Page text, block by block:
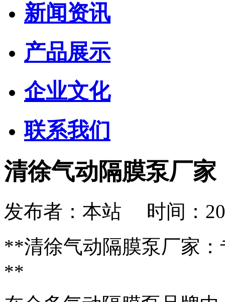
新闻资讯
产品展示
企业文化
联系我们
清徐气动隔膜泵厂
发布者：本站 时间：
**清徐气动隔膜泵厂家
**